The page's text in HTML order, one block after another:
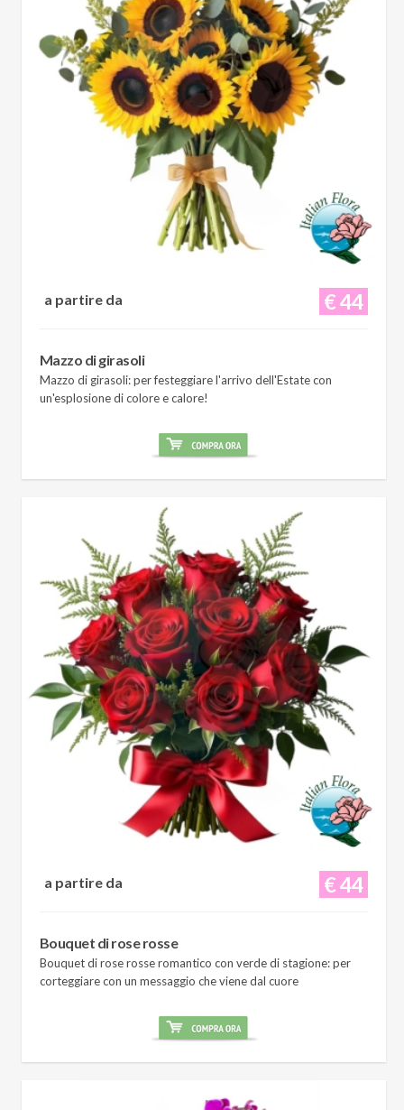
€ 44
a partire da
Mazzo di girasoli
Mazzo di girasoli: per festeggiare l'arrivo dell'Estate con
un'esplosione di colore e calore!
€ 44
a partire da
Bouquet di rose rosse
Bouquet di rose rosse romantico con verde di stagione: per
corteggiare con un messaggio che viene dal cuore